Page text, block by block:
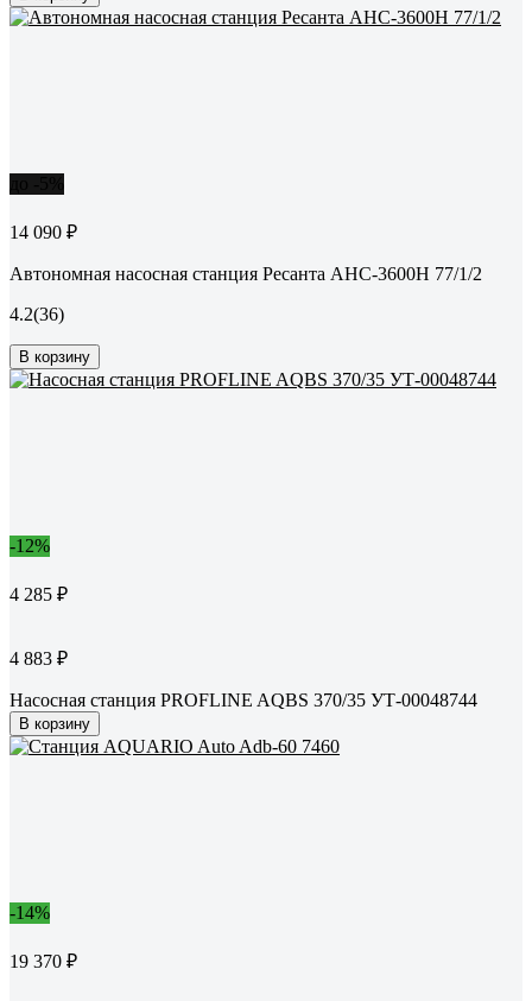
14 090 ₽
Автономная насосная станция Ресанта АНС-3600Н 77/1/2
4.2(36)
В корзину
-12%
4 285 ₽
4 883 ₽
Насосная станция PROFLINE AQBS 370/35 УТ-00048744
В корзину
-14%
19 370 ₽